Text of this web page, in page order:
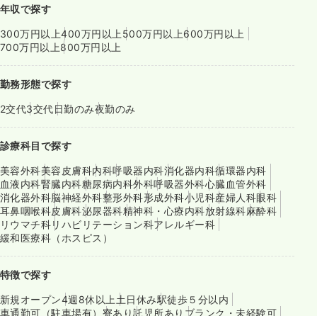
年収で探す
300万円以上400万円以上 500万円以上600万円以上
700万円以上800万円以上
勤務形態で探す
2交代3交代日勤のみ夜勤のみ
診療科目で探す
美容外科美容皮膚科内科呼吸器内科消化器内科循環器内科
血液内科腎臓内科糖尿病内科外科呼吸器外科心臓血管外科
消化器外科脳神経外科整形外科形成外科小児科産婦人科眼科
耳鼻咽喉科皮膚科泌尿器科精神科・心療内科放射線科麻酔科
リウマチ科リハビリテーション科アレルギー科
緩和医療科（ホスピス）
特徴で探す
新規オープン4週8休以上 土日休み駅徒歩５分以内
車通勤可（駐車場有） 寮あり託児所あり ブランク・未経験可